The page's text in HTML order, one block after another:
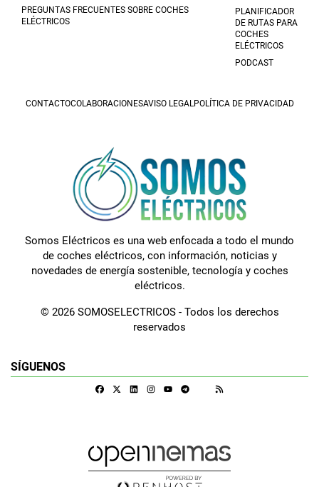
PREGUNTAS FRECUENTES SOBRE COCHES
ELÉCTRICOS
PLANIFICADOR
DE RUTAS PARA
COCHES
ELÉCTRICOS
PODCAST
CONTACTOCOLABORACIONESAVISO LEGALPOLÍTICA DE PRIVACIDAD
Somos Eléctricos es una web enfocada a todo el mundo
de coches eléctricos, con información, noticias y
novedades de energía sostenible, tecnología y coches
eléctricos.
© 2026 SOMOSELECTRICOS - Todos los derechos
reservados
SÍGUENOS
FacebookLinkedinInstagramTelegram
Google Discover